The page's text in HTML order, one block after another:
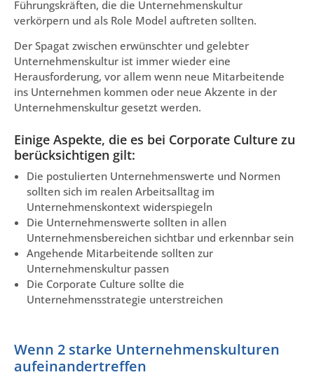
Führungskräften, die die Unternehmenskultur
verkörpern und als Role Model auftreten sollten.
Der Spagat zwischen erwünschter und gelebter
Unternehmenskultur ist immer wieder eine
Herausforderung, vor allem wenn neue Mitarbeitende
ins Unternehmen kommen oder neue Akzente in der
Unternehmenskultur gesetzt werden.
Einige Aspekte, die es bei Corporate Culture zu
berücksichtigen gilt:
Die postulierten Unternehmenswerte und Normen
sollten sich im realen Arbeitsalltag im
Unternehmenskontext widerspiegeln
Die Unternehmenswerte sollten in allen
Unternehmensbereichen sichtbar und erkennbar sein
Angehende Mitarbeitende sollten zur
Unternehmenskultur passen
Die Corporate Culture sollte die
Unternehmensstrategie unterstreichen
Wenn 2 starke Unternehmenskulturen
aufeinandertreffen